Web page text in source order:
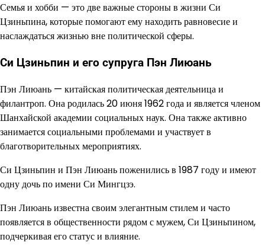
Семья и хобби — это две важные стороны в жизни Си
Цзиньпина, которые помогают ему находить равновесие и
наслаждаться жизнью вне политической сферы.
Си Цзиньпин и его супруга Пэн Лиюань
Пэн Лиюань — китайская политическая деятельница и
филантроп. Она родилась 20 июня 1962 года и является членом
Шанхайской академии социальных наук. Она также активно
занимается социальными проблемами и участвует в
благотворительных мероприятиях.
Си Цзиньпин и Пэн Лиюань поженились в 1987 году и имеют
одну дочь по имени Си Мингцзэ.
Пэн Лиюань известна своим элегантным стилем и часто
появляется в общественности рядом с мужем, Си Цзиньпином,
подчеркивая его статус и влияние.